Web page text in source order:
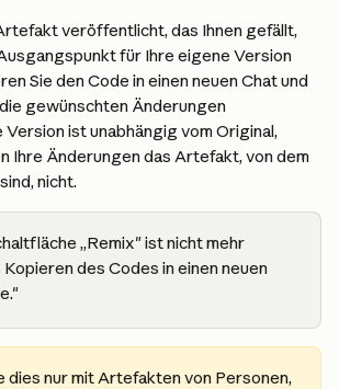
veröffentlicht, das Ihnen gefällt,
für Ihre eigene Version
Sie den Code in einen neuen Chat und
gewünschten Änderungen
Version ist unabhängig vom Original,
Ihre Änderungen das Artefakt, von dem
nicht.
„Remix" ist nicht mehr
des Codes in einen neuen
dies nur mit Artefakten von Personen,